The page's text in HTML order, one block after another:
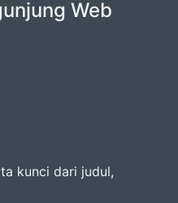
Web
kunci dari judul,